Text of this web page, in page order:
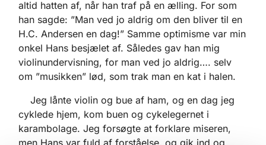
altid hatten af, når han traf på en ælling. For som
han sagde: ”Man ved jo aldrig om den bliver til en
H.C. Andersen en dag!” Samme optimisme var min
onkel Hans besjælet af. Således gav han mig
violinundervisning, for man ved jo aldrig…. selv
om ”musikken” lød, som trak man en kat i halen.
Jeg lånte violin og bue af ham, og en dag jeg
cyklede hjem, kom buen og cykelegernet i
karambolage. Jeg forsøgte at forklare miseren,